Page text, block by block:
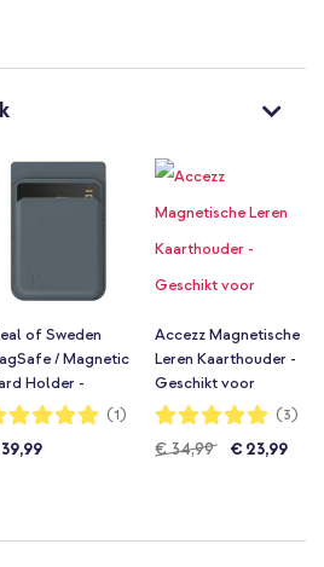
of Sweden
/ Magnetic
Holder -
Blue
(1)
Accezz Magnetische
Leren Kaarthouder -
Geschikt voor
Apple Find My -
Waardering:
100%
(3)
€ 34,99 € 23,99